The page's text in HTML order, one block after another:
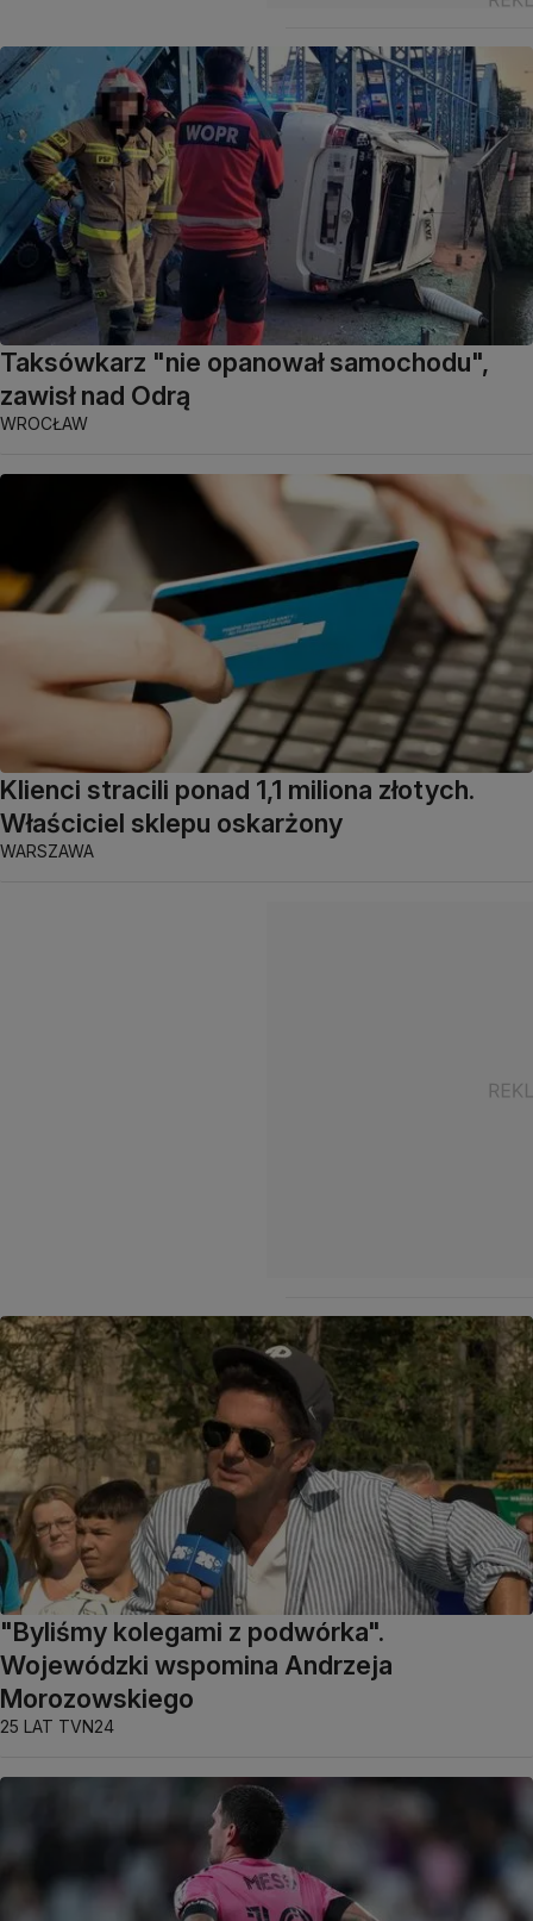
Taksówkarz "nie opanował samochodu",
zawisł nad Odrą
WROCŁAW
Klienci stracili ponad 1,1 miliona złotych.
Właściciel sklepu oskarżony
WARSZAWA
"Byliśmy kolegami z podwórka".
Wojewódzki wspomina Andrzeja
Morozowskiego
25 LAT TVN24